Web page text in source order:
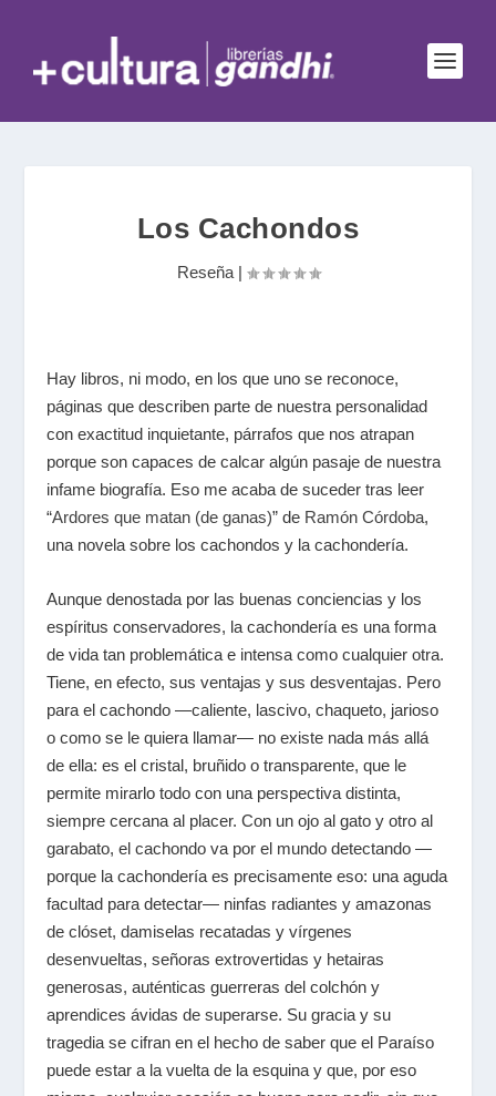
Los Cachondos
Reseña|
Hay libros, ni modo, en los que uno se reconoce,
páginas que describen parte de nuestra personalidad
con exactitud inquietante, párrafos que nos atrapan
porque son capaces de calcar algún pasaje de nuestra
infame biografía. Eso me acaba de suceder tras leer
“Ardores que matan (de ganas)” de Ramón Córdoba,
una novela sobre los cachondos y la cachondería.
Aunque denostada por las buenas conciencias y los
espíritus conservadores, la cachondería es una forma
de vida tan problemática e intensa como cualquier otra.
Tiene, en efecto, sus ventajas y sus desventajas. Pero
para el cachondo —caliente, lascivo, chaqueto, jarioso
o como se le quiera llamar— no existe nada más allá
de ella: es el cristal, bruñido o transparente, que le
permite mirarlo todo con una perspectiva distinta,
siempre cercana al placer. Con un ojo al gato y otro al
garabato, el cachondo va por el mundo detectando —
porque la cachondería es precisamente eso: una aguda
facultad para detectar— ninfas radiantes y amazonas
de clóset, damiselas recatadas y vírgenes
desenvueltas, señoras extrovertidas y hetairas
generosas, auténticas guerreras del colchón y
aprendices ávidas de superarse. Su gracia y su
tragedia se cifran en el hecho de saber que el Paraíso
puede estar a la vuelta de la esquina y que, por eso